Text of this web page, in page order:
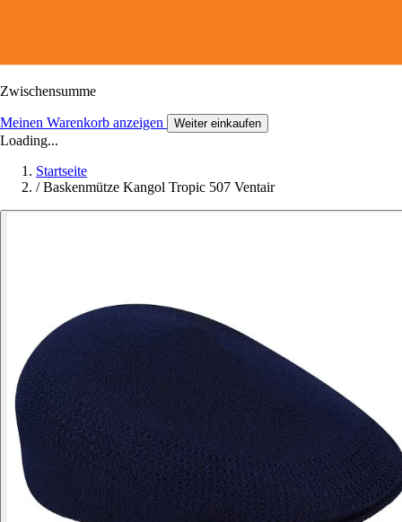
Zwischensumme
Meinen Warenkorb anzeigen Weiter einkaufen
Loading...
Startseite
/ Baskenmütze Kangol Tropic 507 Ventair